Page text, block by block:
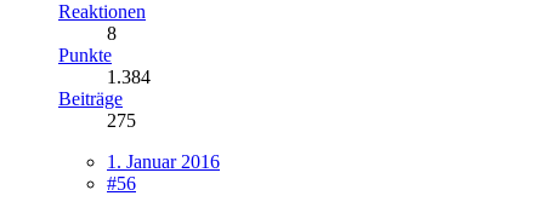
Reaktionen
8
Punkte
1.384
Beiträge
275
1. Januar 2016
#56